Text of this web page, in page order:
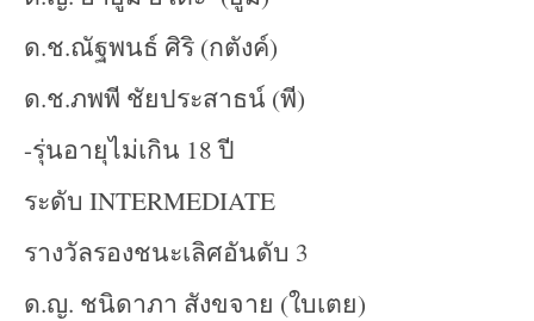
ด.ช.ณัฐพนธ์ ศิริ (กตังค์)
ด.ช.ภพพี ชัยประสาธน์ (พี)
-รุ่นอายุไม่เกิน 18 ปี
ระดับ INTERMEDIATE
รางวัลรองชนะเลิศอันดับ 3
ด.ญ. ชนิดาภา สังขจาย (ใบเตย)